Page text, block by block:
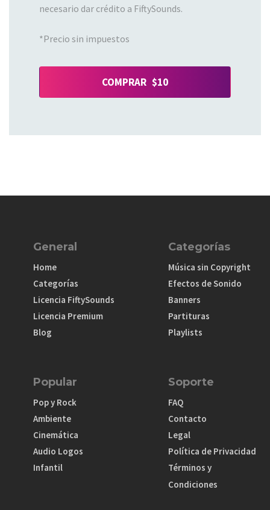
necesario dar crédito a FiftySounds.
*Precio sin impuestos
COMPRAR $10
General
Home
Categorías
Licencia FiftySounds
Licencia Premium
Blog
Categorías
Música sin Copyright
Efectos de Sonido
Banners
Partituras
Playlists
Popular
Pop y Rock
Ambiente
Cinemática
Audio Logos
Infantil
Soporte
FAQ
Contacto
Legal
Política de Privacidad
Términos y
Condiciones